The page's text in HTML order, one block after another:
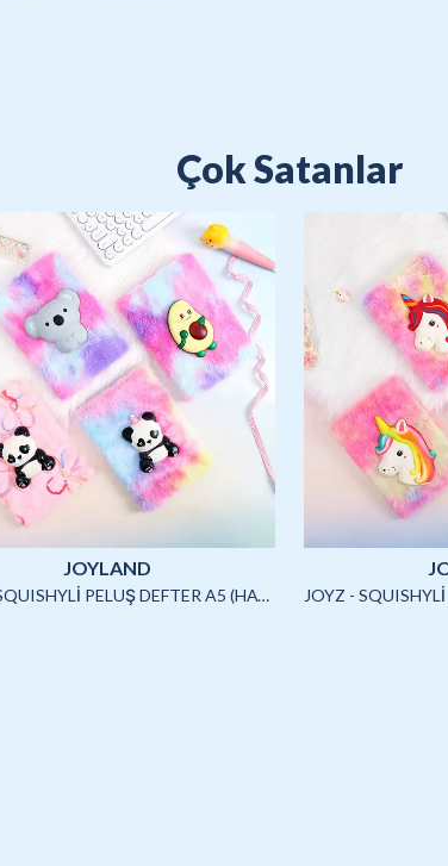
Çok Satanlar
JOYLAND
JOYZ - SQUISHYLİ PELUŞ DEFTER A5 (HAYVANLAR)-4/S